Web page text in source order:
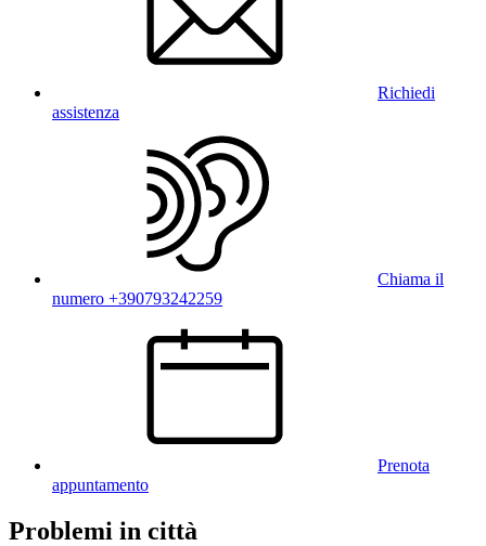
Richiedi
assistenza
Chiama il
numero +390793242259
Prenota
appuntamento
Problemi in città